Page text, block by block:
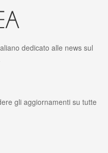
dedicato alle news sul
gli aggiornamenti su tutte